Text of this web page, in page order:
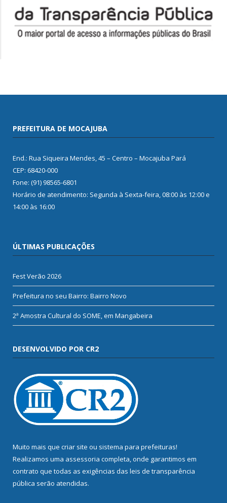
PREFEITURA DE MOCAJUBA
End.: Rua Siqueira Mendes, 45 – Centro – Mocajuba Pará
CEP: 68420-000
Fone: (91) 98565-6801
Horário de atendimento: Segunda à Sexta-feira, 08:00 às 12:00 e
14:00 às 16:00
ÚLTIMAS PUBLICAÇÕES
Fest Verão 2026
Prefeitura no seu Bairro: Bairro Novo
2ª Amostra Cultural do SOME, em Mangabeira
DESENVOLVIDO POR CR2
Muito mais que criar site ou sistema para prefeituras!
Realizamos uma assessoria completa, onde garantimos em
contrato que todas as exigências das leis de transparência
pública serão atendidas.